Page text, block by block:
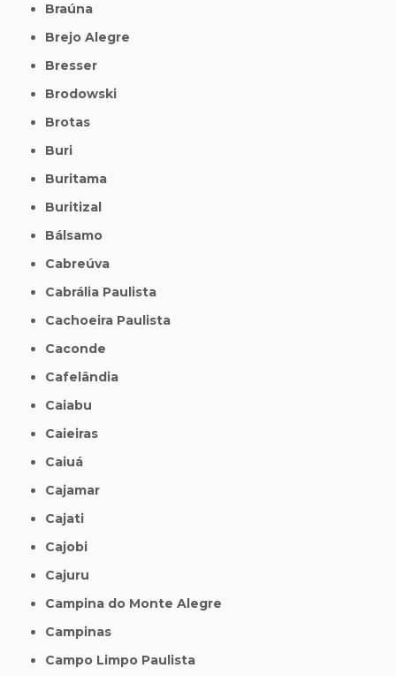
Braúna
Brejo Alegre
Bresser
Brodowski
Brotas
Buri
Buritama
Buritizal
Bálsamo
Cabreúva
Cabrália Paulista
Cachoeira Paulista
Caconde
Cafelândia
Caiabu
Caieiras
Caiuá
Cajamar
Cajati
Cajobi
Cajuru
Campina do Monte Alegre
Campinas
Campo Limpo Paulista